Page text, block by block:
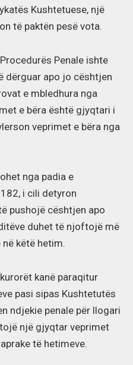
Kushtetuese, një
të paktën pesë vota.
Penale ishte
dërguar apo jo cështjen
e mbledhura nga
e bëra është gjyqtari i
veprimet e bëra nga
nga padia e
i cili detyron
pushojë cështjen apo
duhet të njoftojë më
këtë hetim.
kanë paraqitur
pasi sipas Kushtetutës
ndjekie penale për llogari
një gjyqtar veprimet
të hetimeve.